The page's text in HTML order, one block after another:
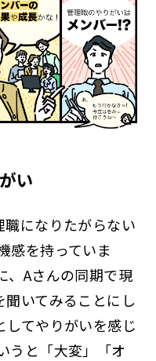
い
になりたがらない
感を持っていま
、Aさんの同期で現
いてみることにし
してやりがいを感じ
うと「大変」「オ